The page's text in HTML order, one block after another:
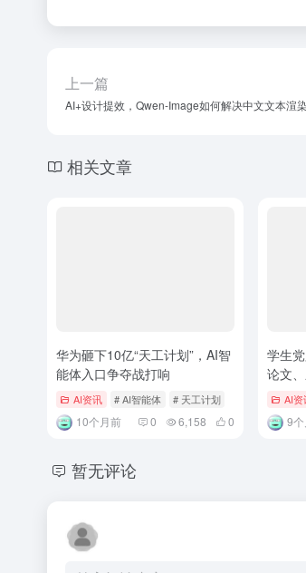
上一篇
AI+设计提效，Qwen-Image如何解决中文文本渲
相关文章
华为砸下10亿“天工计划”，AI智
能体入口争夺战打响
AI资讯 # AI智能体 # 天工计划
10个月前 0 6,158 0
学生
论文
AI资
9
暂无评论